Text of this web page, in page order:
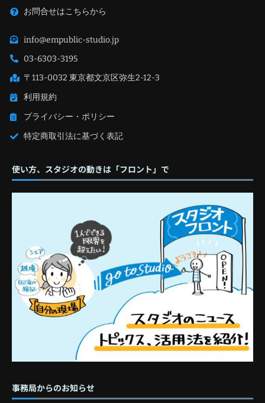
お問合せはこちらから
info@empublic-studio.jp
03-6303-3195
〒113-0032 東京都文京区弥生2-12-3
利用規約
プライバシー・ポリシー
特定商取引法に基づく表記
使い方、スタジオの動きは「フロント」で
事務局からのお知らせ